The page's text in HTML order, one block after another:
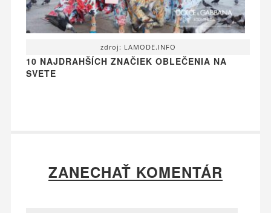
zdroj: LAMODE.INFO
10 NAJDRAHŠÍCH ZNAČIEK OBLEČENIA NA
SVETE
ZANECHAŤ KOMENTÁR